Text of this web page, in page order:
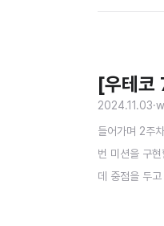
[우테코
2024.11.03·
들어가며 2주
번 미션을 구
데 중점을 두